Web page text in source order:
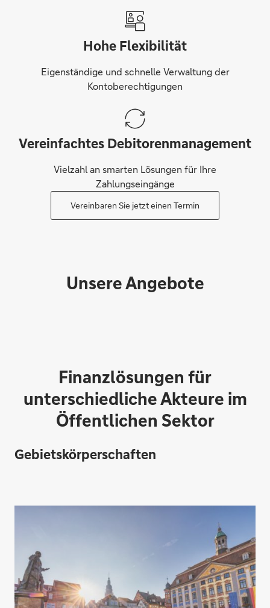
Hohe Flexibilität
Eigenständige und schnelle Verwaltung der
Kontoberechtigungen
Vereinfachtes Debitorenmanagement
Vielzahl an smarten Lösungen für Ihre
Zahlungseingänge
Vereinbaren Sie jetzt einen Termin
Unsere Angebote
Finanzlösungen für
unterschiedliche Akteure im
Öffentlichen Sektor
Gebietskörperschaften